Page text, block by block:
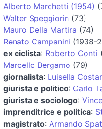
Alberto Marchetti (1954)
Walter Speggiorin (73)
Mauro Della Martira (74)
Renato Campanini (1938-
ex ciclista: Roberto Conti
Marcello Bergamo (79)
giornalista: Luisella
giurista e politico: Carlo
giurista e sociologo:
imprenditrice e politica:
magistrato: Armando